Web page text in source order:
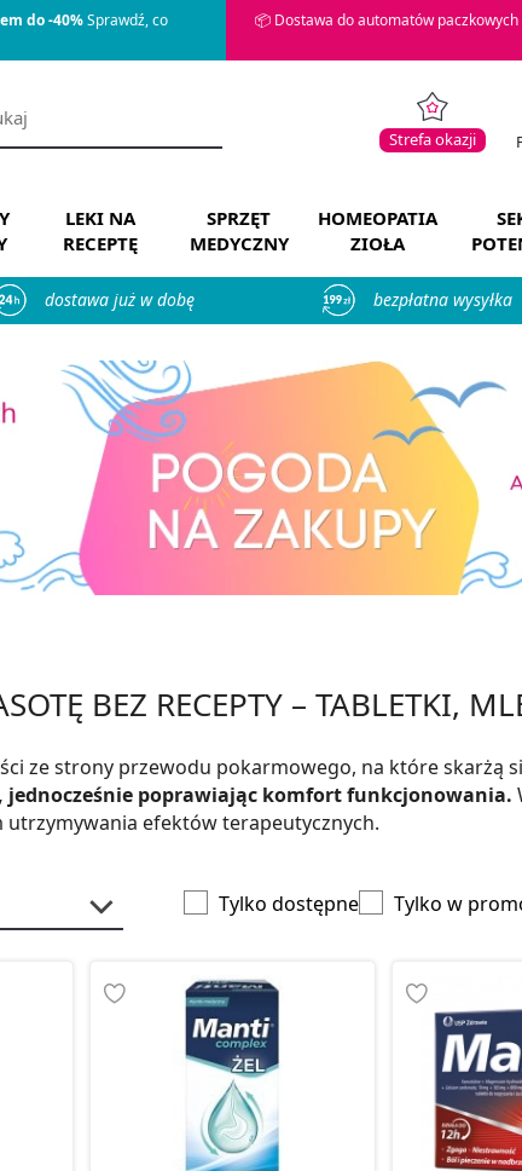
do -40%Sprawdź, co
📦 Dostawa do automatów
Strefa okazji
LEKI NA
RECEPTĘ
SPRZĘT
MEDYCZNY
HOMEOPATIA
ZIOŁA
dostawa już w dobę bezpłatna wysyłka
BEZ RECEPTY – TABLETKI,
ze strony przewodu pokarmowego, na które skarżą
jednocześnie poprawiając komfort funkcjonowania.
utrzymywania efektów terapeutycznych.
Tylko dostępne Tylko w